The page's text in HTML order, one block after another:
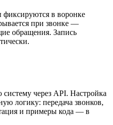
в воронке
при звонке —
обращения. Запись
через API. Настройка
логику: передача звонков,
и примеры кода — в